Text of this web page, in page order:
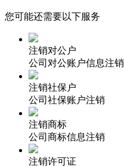
您可能还需要以下服务
注销对公户
公司对公账户信息注销
注销社保户
公司社保账户注销
注销商标
公司商标信息注销
注销许可证